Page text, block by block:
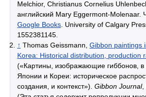
Melchior, Christianus Cornelius
английский Mary Eggermont-Molenaar.
Google Books. University of Calgary
1552381145.
↑ Thomas Geissmann, Gibbon paintings
Korea: Historical distribution, production
(«Картины, изображающие гиббонов, в
Японии и Кореи: историческое
создания, и контекст»). Gibbon Journal,